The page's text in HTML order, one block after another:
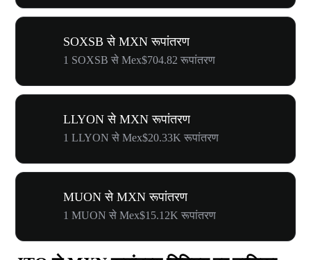
SOXSB से MXN रूपांतरण
1 SOXSB से Mex$704.82 रूपांतरण
LLYON से MXN रूपांतरण
1 LLYON से Mex$20.33K रूपांतरण
MUON से MXN रूपांतरण
1 MUON से Mex$15.12K रूपांतरण